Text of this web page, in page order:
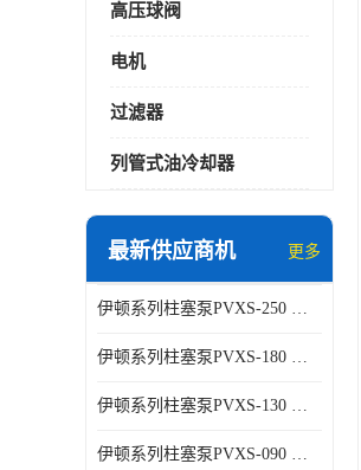
高压球阀
电机
过滤器
列管式油冷却器
最新供应商机 更多
伊顿系列柱塞泵PVXS-250 钢铁厂液压系统增压油泵
伊顿系列柱塞泵PVXS-180 钢铁厂液压系统增压油泵
伊顿系列柱塞泵PVXS-130 钢铁厂液压系统增压油泵
伊顿系列柱塞泵PVXS-090 钢铁厂液压系统增压油泵